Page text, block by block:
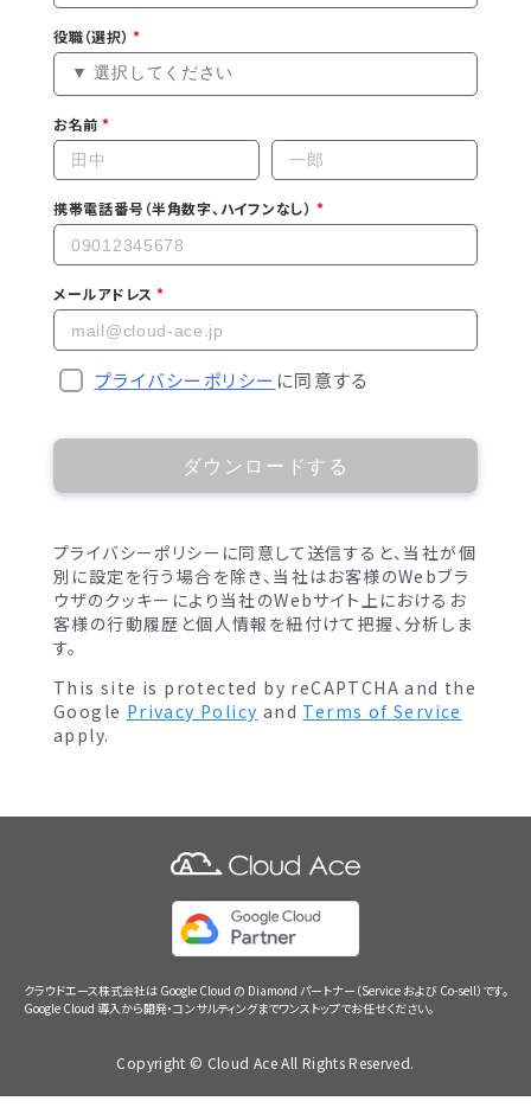
役職（選択）
お名前
携帯電話番号（半角数字、ハイフンなし）
メールアドレス
プライバシーポリシー に同意する
ダウンロードする
プライバシーポリシーに同意して送信すると、当社が個
別に設定を行う場合を除き、当社はお客様のWebブラ
ウザのクッキーにより当社のWebサイト上におけるお
客様の行動履歴と個人情報を紐付けて把握、分析しま
す。
This site is protected by reCAPTCHA and the
Google Privacy Policy and Terms of Service
apply.
クラウドエース株式会社は Google Cloud の Diamond パートナー（Service および Co-sell）です。
Google Cloud 導入から開発・コンサルティングまでワンストップでお任せください。
Copyright © Cloud Ace All Rights Reserved.